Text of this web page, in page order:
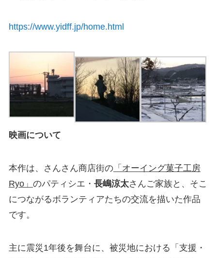
https://www.yidff.jp/home.html
映画について
本作は、さんさん商店街の「オーイング菓子工房
Ryo」 のパティシエ・ 長嶋涼太さんご家族と、そこ
につながるボランティアたちの交流を描いた作品
です。
主に震災 1年後を舞台に、被災地における「支援・